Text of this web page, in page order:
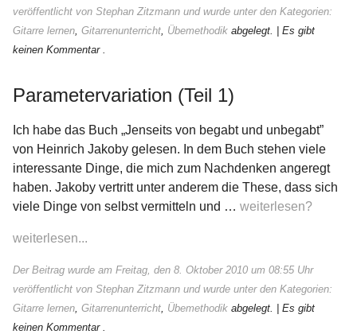
veröffentlicht von Stephan Zitzmann und wurde unter den Kategorien:
Gitarre lernen, Gitarrenunterricht, Übemethodik abgelegt.
| Es gibt
keinen Kommentar .
Parametervariation (Teil 1)
Ich habe das Buch „Jenseits von begabt und unbegabt”
von Heinrich Jakoby gelesen. In dem Buch stehen viele
interessante Dinge, die mich zum Nachdenken angeregt
haben. Jakoby vertritt unter anderem die These, dass sich
viele Dinge von selbst vermitteln und … weiterlesen?
weiterlesen...
Der Beitrag wurde am Freitag, den 8. Oktober 2010 um 08:55 Uhr
veröffentlicht von Stephan Zitzmann und wurde unter den Kategorien:
Gitarre lernen Gitarrenunterricht Übemethodik abgelegt.
| Es gibt
keinen Kommentar .